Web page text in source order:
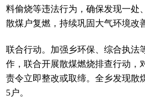
料偷烧等违法行为，确保发现一处
散煤户复燃，持续巩固大气环境改
联合行动。加强乡环保、综合执法
作，联合开展散煤燃烧排查行动，
责令立即整改或取缔。全乡发现散
5户。